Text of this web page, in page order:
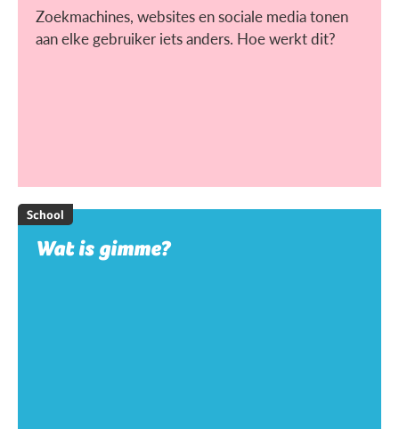
Zoekmachines, websites en sociale media tonen
aan elke gebruiker iets anders. Hoe werkt dit?
School
Wat is gimme?